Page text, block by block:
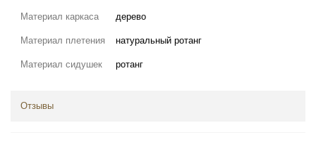
Материал каркаса дерево
Материал плетения натуральный ротанг
Материал сидушек ротанг
Отзывы